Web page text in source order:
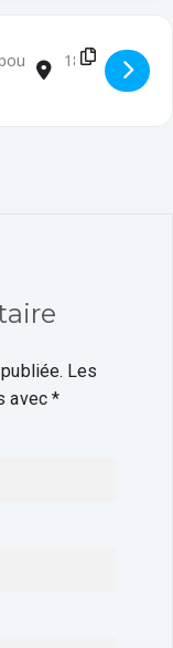
théâtre [vkZVQ0lFI]
Adresse de
Les
avec *